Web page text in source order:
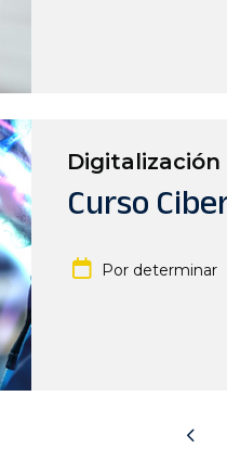
Digitalización
Curso
Por determinar